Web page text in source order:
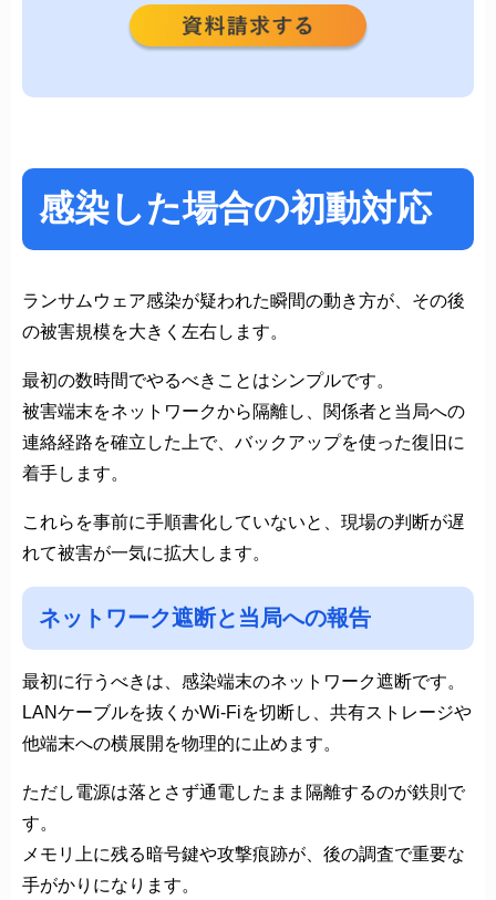
感染した場合の初動対応
ランサムウェア感染が疑われた瞬間の動き方が、その後
の被害規模を大きく左右します。
最初の数時間でやるべきことはシンプルです。
被害端末をネットワークから隔離し、関係者と当局への
連絡経路を確立した上で、バックアップを使った復旧に
着手します。
これらを事前に手順書化していないと、現場の判断が遅
れて被害が一気に拡大します。
ネットワーク遮断と当局への報告
最初に行うべきは、感染端末のネットワーク遮断です。
LANケーブルを抜くかWi-Fiを切断し、共有ストレージや
他端末への横展開を物理的に止めます。
ただし電源は落とさず通電したまま隔離するのが鉄則で
す。
メモリ上に残る暗号鍵や攻撃痕跡が、後の調査で重要な
手がかりになります。